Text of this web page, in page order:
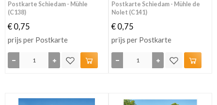
Postkarte Schiedam - Mühle
(C138)
€ 0,75
prijs per Postkarte
Postkarte Schiedam - Mühle de
Nolet (C141)
€ 0,75
prijs per Postkarte